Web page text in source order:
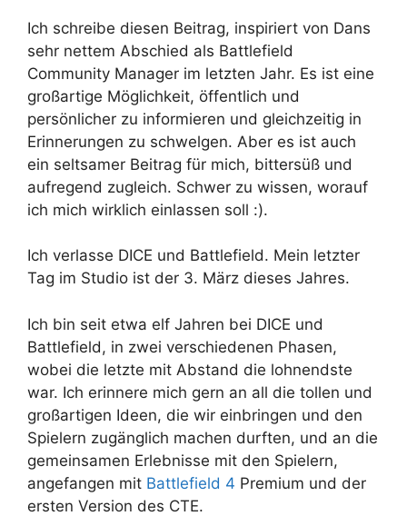
Ich schreibe diesen Beitrag, inspiriert von Dans
sehr nettem Abschied als Battlefield
Community Manager im letzten Jahr. Es ist eine
großartige Möglichkeit, öffentlich und
persönlicher zu informieren und gleichzeitig in
Erinnerungen zu schwelgen. Aber es ist auch
ein seltsamer Beitrag für mich, bittersüß und
aufregend zugleich. Schwer zu wissen, worauf
ich mich wirklich einlassen soll :).
Ich verlasse DICE und Battlefield. Mein letzter
Tag im Studio ist der 3. März dieses Jahres.
Ich bin seit etwa elf Jahren bei DICE und
Battlefield, in zwei verschiedenen Phasen,
wobei die letzte mit Abstand die lohnendste
war. Ich erinnere mich gern an all die tollen und
großartigen Ideen, die wir einbringen und den
Spielern zugänglich machen durften, und an die
gemeinsamen Erlebnisse mit den Spielern,
angefangen mit Battlefield 4 Premium und der
ersten Version des CTE.